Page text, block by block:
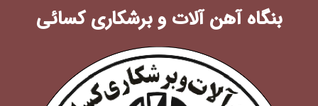
بنگاه آهن آلات و برشکاری کسائی